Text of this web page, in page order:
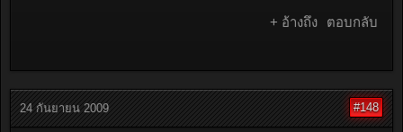
+ อ้างถึง ตอบกลับ
24 กันยายน 2009 #148